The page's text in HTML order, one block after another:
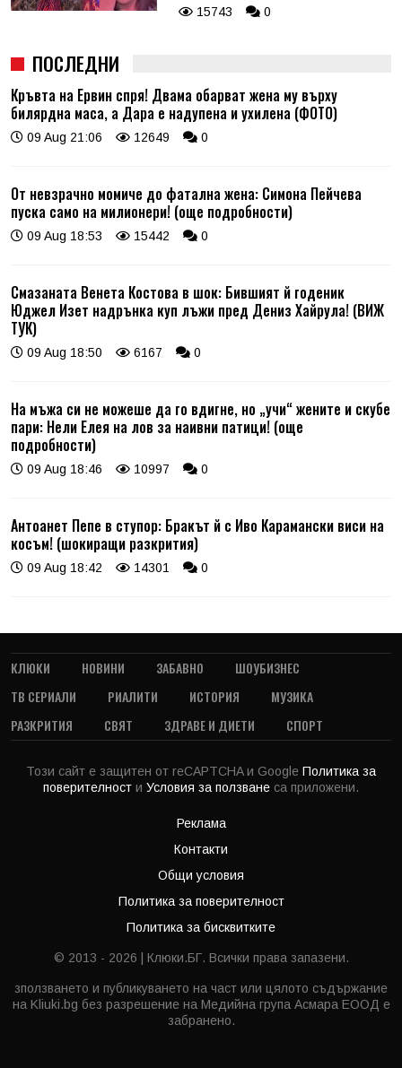
15743 0
ПОСЛЕДНИ
Кръвта на Ервин спря! Двама обарват жена му върху
билярдна маса, а Дара е надупена и ухилена (ФОТО)
09 Aug 21:06 12649 0
От невзрачно момиче до фатална жена: Симона Пейчева
пуска само на милионери! (още подробности)
09 Aug 18:53 15442 0
Смазаната Венета Костова в шок: Бившият й годеник
Юджел Изет надрънка куп лъжи пред Дениз Хайрула! (ВИЖ
ТУК)
09 Aug 18:50 6167 0
На мъжа си не можеше да го вдигне, но „учи“ жените и скубе
пари: Нели Елея на лов за наивни патици! (още
подробности)
09 Aug 18:46 10997 0
Антоанет Пепе в ступор: Бракът й с Иво Карамански виси на
косъм! (шокиращи разкрития)
09 Aug 18:42 14301 0
КЛЮКИ НОВИНИ ЗАБАВНО
ШОУБИЗНЕС
ТВ СЕРИАЛИ
РИАЛИТИ ИСТОРИЯ
МУЗИКА
РАЗКРИТИЯ
СВЯТ ЗДРАВЕ И ДИЕТИ СПОРТ
Този сайт е защитен от reCAPTCHA и Google Политика за
поверителност и Условия за ползване са приложени.
Реклама
Контакти
Общи условия
Политика за поверителност
Политика за бисквитките
© 2013 - 2026 | Клюки.БГ. Всички права запазени.
зползването и публикуването на част или цялото съдържание
на Kliuki.bg без разрешение на Медийна група Асмара ЕООД е
забранено.